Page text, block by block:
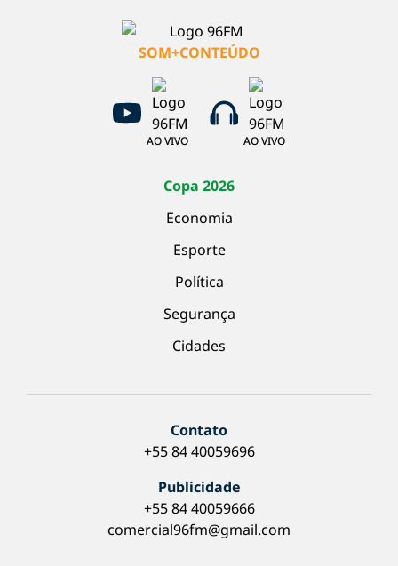
SOM+CONTEÚDO
AO VIVO AO VIVO
Copa 2026
Economia
Esporte
Política
Segurança
Cidades
Contato
+55 84 40059696
Publicidade
+55 84 40059666
comercial96fm@gmail.com